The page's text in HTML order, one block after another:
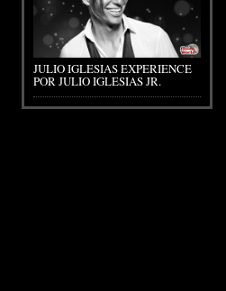
JULIO IGLESIAS EXPERIENCE
POR JULIO IGLESIAS JR.